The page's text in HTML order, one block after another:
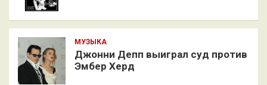
МУЗЫКА
Джонни Депп выиграл суд против
Эмбер Херд